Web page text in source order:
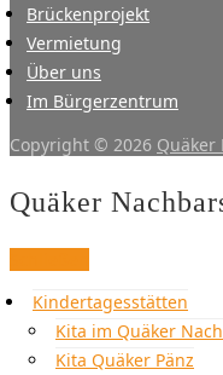
Brückenprojekt
Vermietung
Über uns
Im Bürgerzentrum
Copyright © 2026 Quäker
Quäker
Kindertagesstätten
Kita im Quäker
Kita Quäker Pänz